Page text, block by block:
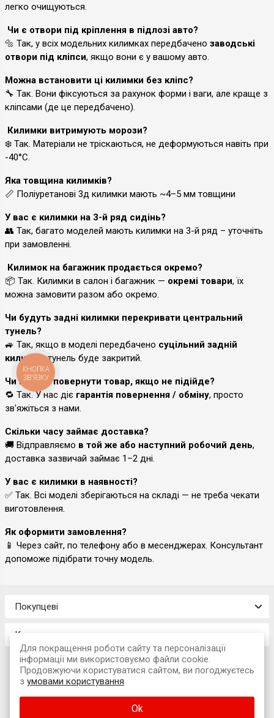
легко очищуються.
Чи є отвори під кріплення в підлозі авто?
🔩 Так, у всіх модельних килимках передбачено заводські
отвори під кліпси, якщо вони є у вашому авто.
Можна встановити ці килимки без кліпс?
🔧 Так. Вони фіксуються за рахунок форми і ваги, але краще з
кліпсами (де це передбачено).
Килимки витримують морози?
❄️ Так. Матеріали не тріскаються, не деформуються навіть при
-40°C.
Яка товщина килимків?
📏 Поліуретанові 3д килимки мають ~4–5 мм товщини
У вас є килимки на 3-й ряд сидінь?
👥 Так, багато моделей мають килимки на 3-й ряд – уточніть
при замовленні.
Килимок на багажник продається окремо?
📦 Так. Килимки в салон і багажник — окремі товари, їх
можна замовити разом або окремо.
Чи будуть задні килимки перекривати центральний
тунель?
🚙 Так, якщо в моделі передбачено суцільний задній
килимок, тунель буде закритий.
Чи можу я повернути товар, якщо не підійде?
🔁 Так. У нас діє гарантія повернення / обміну, просто
зв'яжіться з нами.
Скільки часу займає доставка?
🚚 Відправляємо в той же або наступний робочий день,
доставка зазвичай займає 1–2 дні.
У вас є килимки в наявності?
✅ Так. Всі моделі зберігаються на складі — не треба чекати
виготовлення.
Як оформити замовлення?
📱 Через сайт, по телефону або в месенджерах. Консультант
допоможе підібрати точну модель.
Покупцеві
Контакти
© 2026 Інтернет-магазин «Avtokompleks»
м. Львів, вул. Наукова, 7А (офіс)
Для покращення роботи сайту та персоналізації
інформації ми використовуємо файли cookie.
Продовжуючи користуватися сайтом, ви погоджуєтесь
з умовами користування
Ok
КНОПКА
ЗВ'ЯЗКУ